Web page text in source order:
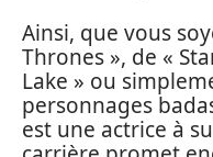
Ainsi, que vous
Thrones », de «
Lake » ou
personnages
est une actrice à